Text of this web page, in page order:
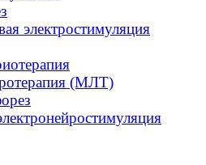
электростимуляция
(МЛТ)